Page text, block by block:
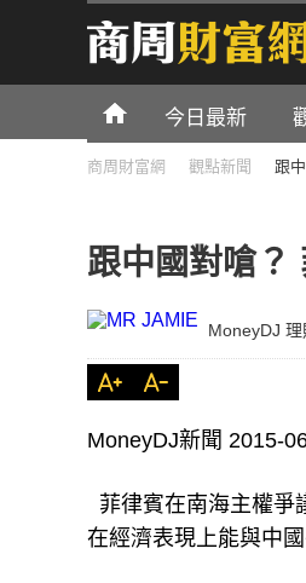
今日最新
商周財富網 觀點新聞 跟
跟中國對嗆？
MoneyDJ 理
MoneyDJ新聞 2015-
菲律賓在南海主權爭
在經濟表現上能與中